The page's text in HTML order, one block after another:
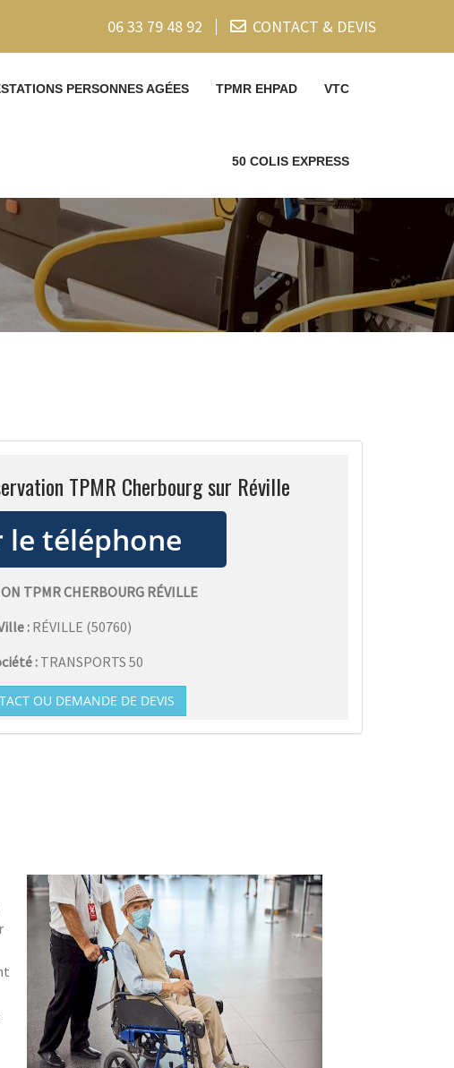
06 33 79 48 92 CONTACT & DEVIS
PERSONNES AGÉES TPMR EHPAD VTC
50 COLIS EXPRESS
TPMR Cherbourg sur Réville
TPMR CHERBOURG RÉVILLE
: RÉVILLE (50760)
: TRANSPORTS 50
OU DEMANDE DE DEVIS